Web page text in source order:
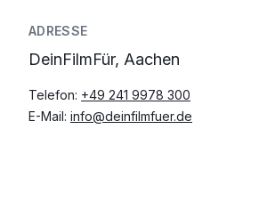
ADRESSE
DeinFilmFür, Aachen
Telefon: +49 241 9978 300
E-Mail: info@deinfilmfuer.de